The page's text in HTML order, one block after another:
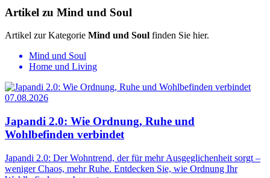
Artikel zu Mind und Soul
Artikel zur Kategorie Mind und Soul finden Sie hier.
Mind und Soul
Home und Living
07.08.2026
Japandi 2.0: Wie Ordnung, Ruhe und
Wohlbefinden verbindet
Japandi 2.0: Der Wohntrend, der für mehr Ausgeglichenheit sorgt –
weniger Chaos, mehr Ruhe. Entdecken Sie, wie Ordnung Ihr